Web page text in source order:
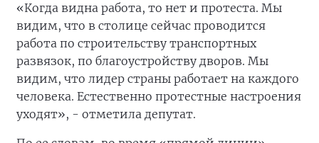
«Когда видна работа, то нет и протеста. Мы
видим, что в столице сейчас проводится
работа по строительству транспортных
развязок, по благоустройству дворов. Мы
видим, что лидер страны работает на каждого
человека. Естественно протестные настроения
уходят», - отметила депутат.